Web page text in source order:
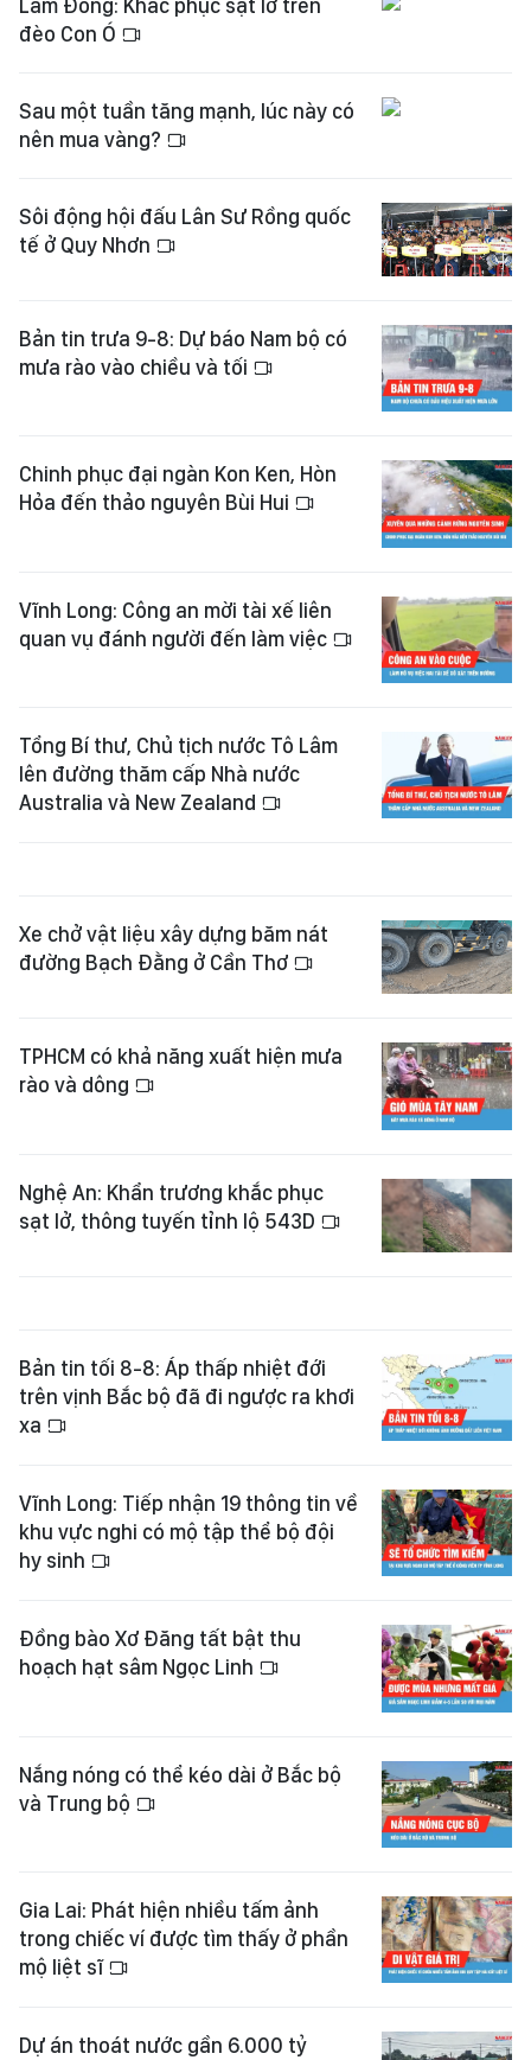
Lâm Đồng: Khắc phục sạt lở trên
đèo Con Ó
Sau một tuần tăng mạnh, lúc này có
nên mua vàng?
Sôi động hội đấu Lân Sư Rồng quốc
tế ở Quy Nhơn
Bản tin trưa 9-8: Dự báo Nam bộ có
mưa rào vào chiều và tối
Chinh phục đại ngàn Kon Ken, Hòn
Hỏa đến thảo nguyên Bùi Hui
Vĩnh Long: Công an mời tài xế liên
quan vụ đánh người đến làm việc
Tổng Bí thư, Chủ tịch nước Tô Lâm
lên đường thăm cấp Nhà nước
Australia và New Zealand
Xe chở vật liệu xây dựng băm nát
đường Bạch Đằng ở Cần Thơ
TPHCM có khả năng xuất hiện mưa
rào và dông
Nghệ An: Khẩn trương khắc phục
sạt lở, thông tuyến tỉnh lộ 543D
Bản tin tối 8-8: Áp thấp nhiệt đới
trên vịnh Bắc bộ đã đi ngược ra khơi
xa
Vĩnh Long: Tiếp nhận 19 thông tin về
khu vực nghi có mộ tập thể bộ đội
hy sinh
Đồng bào Xơ Đăng tất bật thu
hoạch hạt sâm Ngọc Linh
Nắng nóng có thể kéo dài ở Bắc bộ
và Trung bộ
Gia Lai: Phát hiện nhiều tấm ảnh
trong chiếc ví được tìm thấy ở phần
mộ liệt sĩ
Dự án thoát nước gần 6.000 tỷ